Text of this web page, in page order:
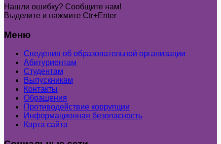
Нашли ошибку? Сообщите нам!
Выделите и нажмите Ctr+Enter
Меню
Сведения об образовательной организации
Абитуриентам
Студентам
Выпускникам
Контакты
Обращения
Противодействие коррупции
Информационная безопасность
Карта сайта